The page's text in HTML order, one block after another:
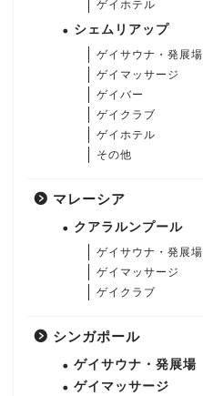
ゲイホテル
シェムリアップ
ゲイサウナ・発展場
ゲイマッサージ
ゲイバー
ゲイクラブ
ゲイホテル
その他
マレーシア
クアラルンプール
ゲイサウナ・発展場
ゲイマッサージ
ゲイクラブ
シンガポール
ゲイサウナ・発展場
ゲイマッサージ